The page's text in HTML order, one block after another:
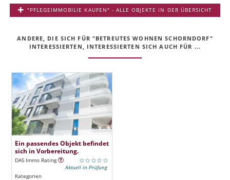
"PFLEGEIMMOBILIE KAUFEN" - ALLE OBJEKTE IN DER ÜBERSICHT
ANDERE, DIE SICH FÜR "BETREUTES WOHNEN SCHORNDORF"
INTERESSIERTEN, INTERESSIERTEN SICH AUCH FÜR ...
Ein passendes Objekt befindet
sich in Vorbereitung.
DAS Immo Rating
Aktuell in Prüfung
Kategorien